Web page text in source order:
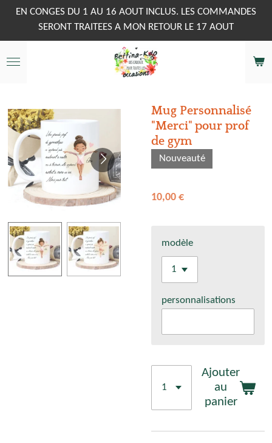
Passer
contenu
principal
EN CONGES DU 1 AU 16 AOUT INCLUS. LES COMMANDES
SERONT TRAITEES A MON RETOUR LE 17 AOUT
Mug Personnalisé
"Merci" pour prof
de gym
Nouveauté
10,00 €
modèle
personnalisations
Ajouter
au
panier